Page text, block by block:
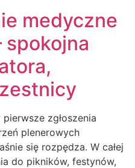
medyczne
spokojna
zgłoszenia
plenerowych
się rozpędza. W całej
do pikników, festynów,